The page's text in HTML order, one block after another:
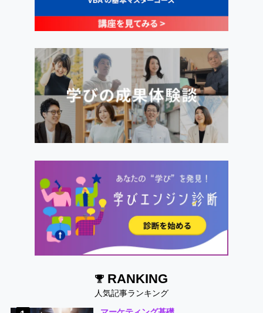
RANKING
人気記事ランキング